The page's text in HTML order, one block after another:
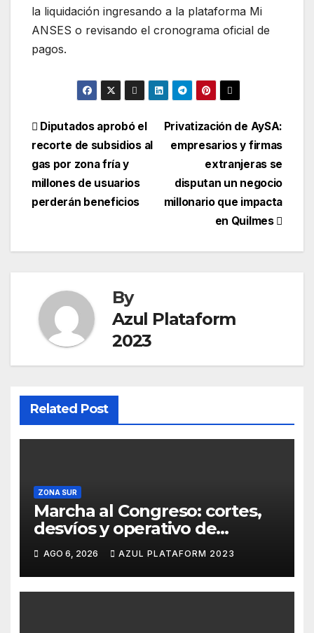
la liquidación ingresando a la plataforma Mi
ANSES o revisando el cronograma oficial de
pagos.
Privatización de AySA:
empresarios y firmas
extranjeras se
disputan un negocio
millonario que impacta
en Quilmes
Diputados aprobó el
recorte de subsidios al
gas por zona fría y
millones de usuarios
perderán beneficios
By
Azul Plataform
2023
Related Post
ZONA SUR
Marcha al Congreso: cortes,
desvíos y operativo de
seguridad por la protesta
contra la reforma de la Ley de
Tierras
AGO 6, 2026 AZUL PLATAFORM 2023